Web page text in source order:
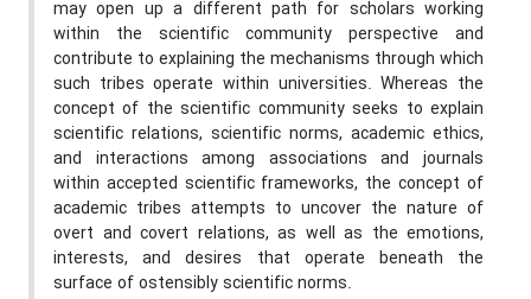
may open up a different path for scholars working
within the scientific community perspective and
contribute to explaining the mechanisms through which
such tribes operate within universities. Whereas the
concept of the scientific community seeks to explain
scientific relations, scientific norms, academic ethics,
and interactions among associations and journals
within accepted scientific frameworks, the concept of
academic tribes attempts to uncover the nature of
overt and covert relations, as well as the emotions,
interests, and desires that operate beneath the
surface of ostensibly scientific norms.